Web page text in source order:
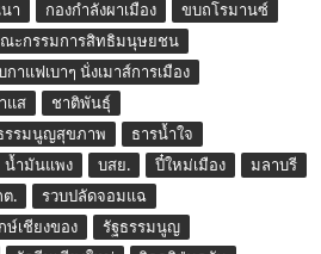
า กองกำลังผาเมือง
ขบถโรมานซ์
ะกรรมการสิทธิมนุษยชน
กาแฟเบาๆ นั่งเมาส์การเมือง
แส
ชาติพันธุ์
รรมนูญสุขภาพ
ธารน้ำใจ
น้ำมันแพง บสย. ปี๋ใหม่เมือง
มลาบรี
.
รวบปลัดจอมแฉ
ษ์เชียงของ
รัฐธรรมนูญ